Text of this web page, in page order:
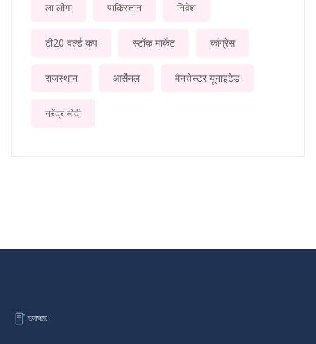
ला लीगा पाकिस्तान निवेश
टी20 वर्ल्ड कप स्टॉक मार्केट कांग्रेस
राजस्थान आर्सेनल मैनचेस्टर यूनाइटेड
नरेंद्र मोदी